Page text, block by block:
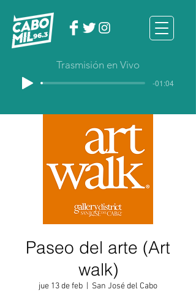
Trasmisión en Vivo
-01:04
Paseo del arte (Art
walk)
jue 13 de feb San José del Cabo